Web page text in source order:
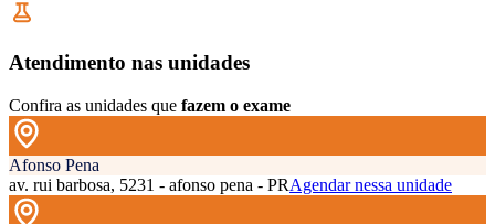
Atendimento nas unidades
Confira as unidades que fazem o exame
Afonso Pena
av. rui barbosa, 5231 - afonso pena - PRAgendar nessa unidade